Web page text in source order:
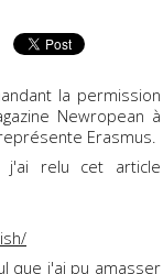
la permission
Newropean à
Erasmus.
j'ai relu cet article
que j'ai pu amasser